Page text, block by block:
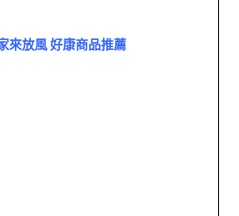
來放風 好康商品推薦